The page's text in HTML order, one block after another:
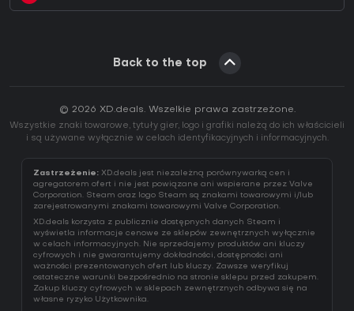
Back to the top
© 2026 XD.deals. Wszelkie prawa zastrzeżone.
Wszystkie znaki towarowe, tytuły gier, logo i grafiki należą do ich właścicieli
i są używane wyłącznie w celach identyfikacyjnych i informacyjnych.
Zastrzeżenie: XD.deals jest niezależną porównywarką cen i
agregatorem ofert i nie jest powiązane ani wspierane przez Valve
Corporation. Steam oraz logo Steam są znakami towarowymi i/lub
zarejestrowanymi znakami towarowymi Valve Corporation.
XD.deals korzysta z publicznie dostępnych danych Steam i
wyświetla informacje cenowe ze sklepów zewnętrznych wyłącznie
w celach informacyjnych. Nie sprzedajemy produktów ani kluczy
cyfrowych i nie gwarantujemy dokładności, dostępności ani
ważności prezentowanych ofert lub kluczy. Zawsze weryfikuj
ostateczne warunki bezpośrednio na stronie sklepu przed zakupem.
Zakup kluczy cyfrowych w sklepach zewnętrznych odbywa się na
własne ryzyko Użytkownika.